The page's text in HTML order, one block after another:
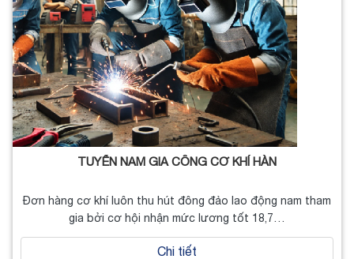
TUYỂN NAM GIA CÔNG CƠ KHÍ HÀN
Đơn hàng cơ khí luôn thu hút đông đảo lao động nam tham
gia bởi cơ hội nhận mức lương tốt 18,7…
Chi tiết